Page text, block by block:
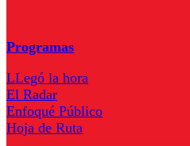
Programas
LLegó la hora
El Radar
Enfoqué Público
Hoja de Ruta